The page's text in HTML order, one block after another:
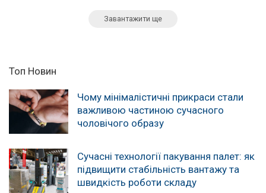
Завантажити ще
Топ Новин
Чому мінімалістичні прикраси стали
важливою частиною сучасного
чоловічого образу
Сучасні технології пакування палет: як
підвищити стабільність вантажу та
швидкість роботи складу